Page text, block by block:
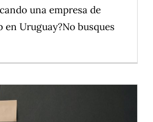
una empresa de
en Uruguay?No busques